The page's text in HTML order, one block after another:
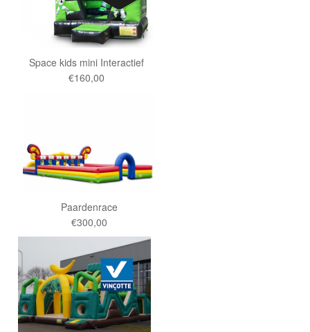
Space kids mini Interactief
€160,00
Paardenrace
€300,00